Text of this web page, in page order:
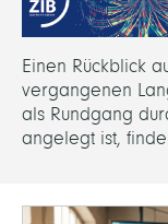
Einen Rückblick
vergangenen
als Rundgang
angelegt ist,